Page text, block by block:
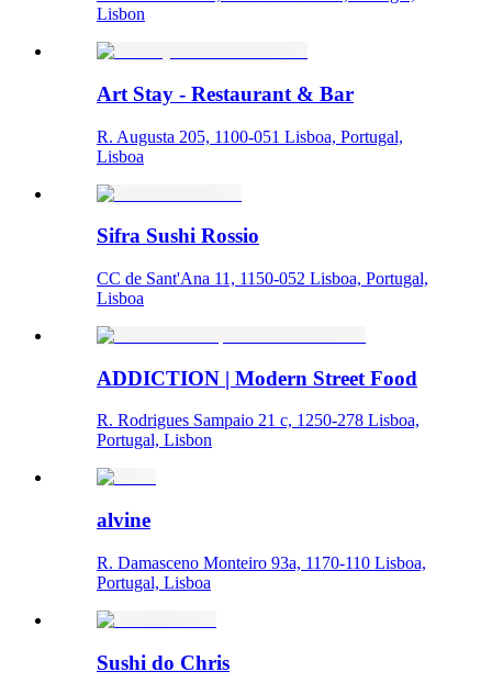
Lisbon
Art Stay - Restaurant & Bar
R. Augusta 205, 1100-051 Lisboa, Portugal,
Lisboa
Sifra Sushi Rossio
CC de Sant'Ana 11, 1150-052 Lisboa, Portugal,
Lisboa
ADDICTION | Modern Street Food
R. Rodrigues Sampaio 21 c, 1250-278 Lisboa,
Portugal, Lisbon
alvine
R. Damasceno Monteiro 93a, 1170-110 Lisboa,
Portugal, Lisboa
Sushi do Chris